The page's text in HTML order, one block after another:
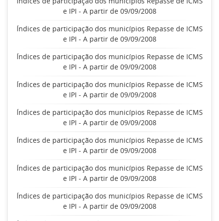
e IPI - A partir de 09/09/2008
Índices de participação dos municípios Repasse de ICMS
e IPI - A partir de 09/09/2008
Índices de participação dos municípios Repasse de ICMS
e IPI - A partir de 09/09/2008
Índices de participação dos municípios Repasse de ICMS
e IPI - A partir de 09/09/2008
Índices de participação dos municípios Repasse de ICMS
e IPI - A partir de 09/09/2008
Índices de participação dos municípios Repasse de ICMS
e IPI - A partir de 09/09/2008
Índices de participação dos municípios Repasse de ICMS
e IPI - A partir de 09/09/2008
Índices de participação dos municípios Repasse de ICMS
e IPI - A partir de 09/09/2008